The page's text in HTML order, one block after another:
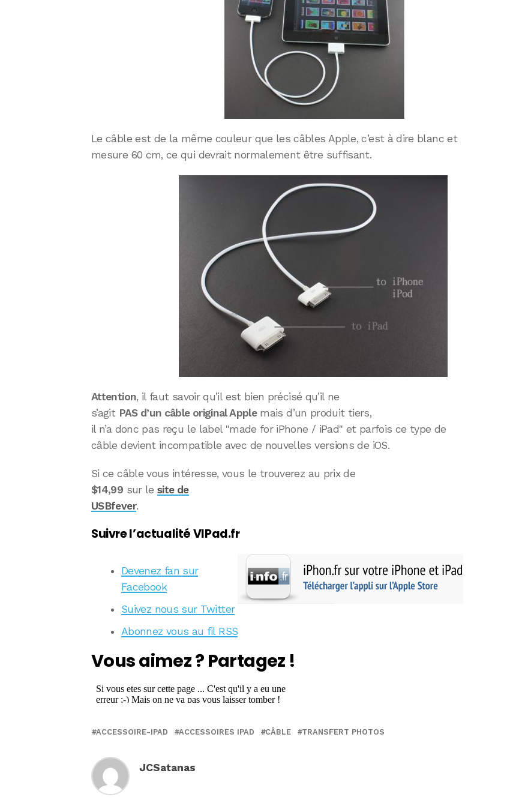
Le câble est de la même couleur que les câbles Apple, c’est à dire blanc et
mesure 60 cm, ce qui devrait normalement être suffisant.
Attention, il faut savoir qu’il est bien précisé qu’il ne
s’agit PAS d’un câble original Applemais d’un produit tiers,
il n’a donc pas reçu le label "made for iPhone / iPad" et parfois ce type de
câble devient incompatible avec de nouvelles versions de iOS.
Si ce câble vous intéresse, vous le trouverez au prix de
$14,99 sur lesite de
USBfever.
Suivre l’actualité VIPad.fr
Devenez fan sur
Facebook
Suivez nous sur Twitter
Abonnez vous au fil RSS
Vous aimez ? Partagez !
ACCESSOIRE-IPAD ACCESSOIRES IPAD CÂBLE TRANSFERT PHOTOS
JCSatanas